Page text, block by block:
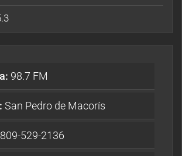
98.7 FM
San Pedro de Macorís
809-529-2136